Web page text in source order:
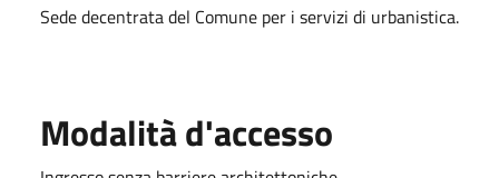
Sede decentrata del Comune per i servizi di urbanistica.
Modalità d'accesso